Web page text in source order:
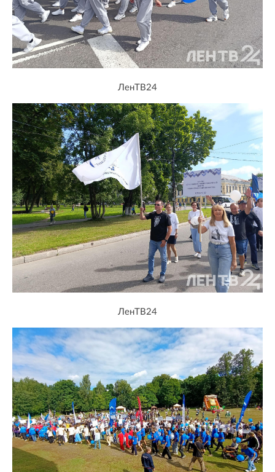
ЛенТВ24
ЛенТВ24